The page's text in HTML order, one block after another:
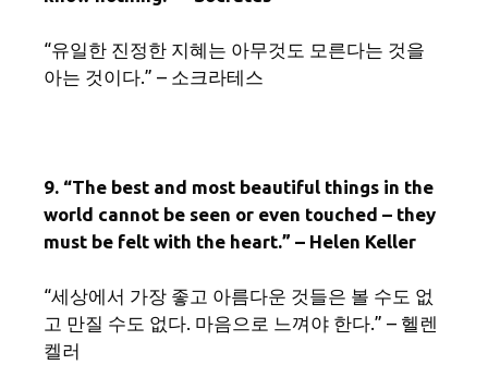
“유일한 진정한 지혜는 아무것도 모른다는 것을
아는 것이다.” – 소크라테스
9. “The best and most beautiful things in the
world cannot be seen or even touched – they
must be felt with the heart.” – Helen Keller
“세상에서 가장 좋고 아름다운 것들은 볼 수도 없
고 만질 수도 없다. 마음으로 느껴야 한다.” – 헬렌
켈러